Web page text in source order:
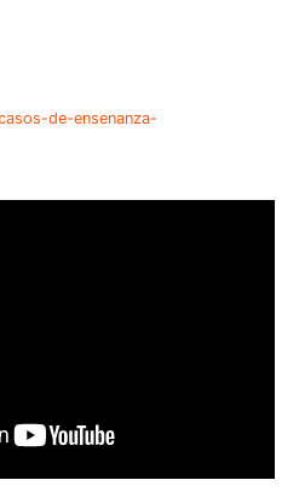
de-ensenanza-